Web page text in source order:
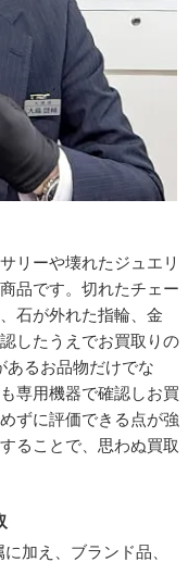
リーや壊れたジュエリ
品です。切れたチェー
石が外れた指輪、金
したうえでお買取りの
あるお品物だけでな
専用機器で確認しお買
ずに評価できる点が強
ることで、思わぬ買取
加え、ブランド品、